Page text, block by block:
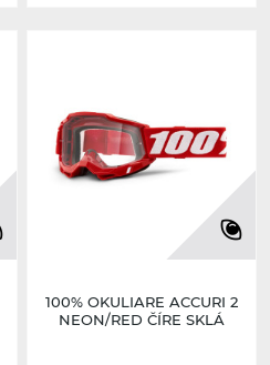
100% OKULIARE ACCURI 2
NEON/RED ČÍRE SKLÁ